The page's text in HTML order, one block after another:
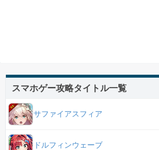
スマホゲー攻略タイトル一覧
サファイアスフィア
ドルフィンウェーブ